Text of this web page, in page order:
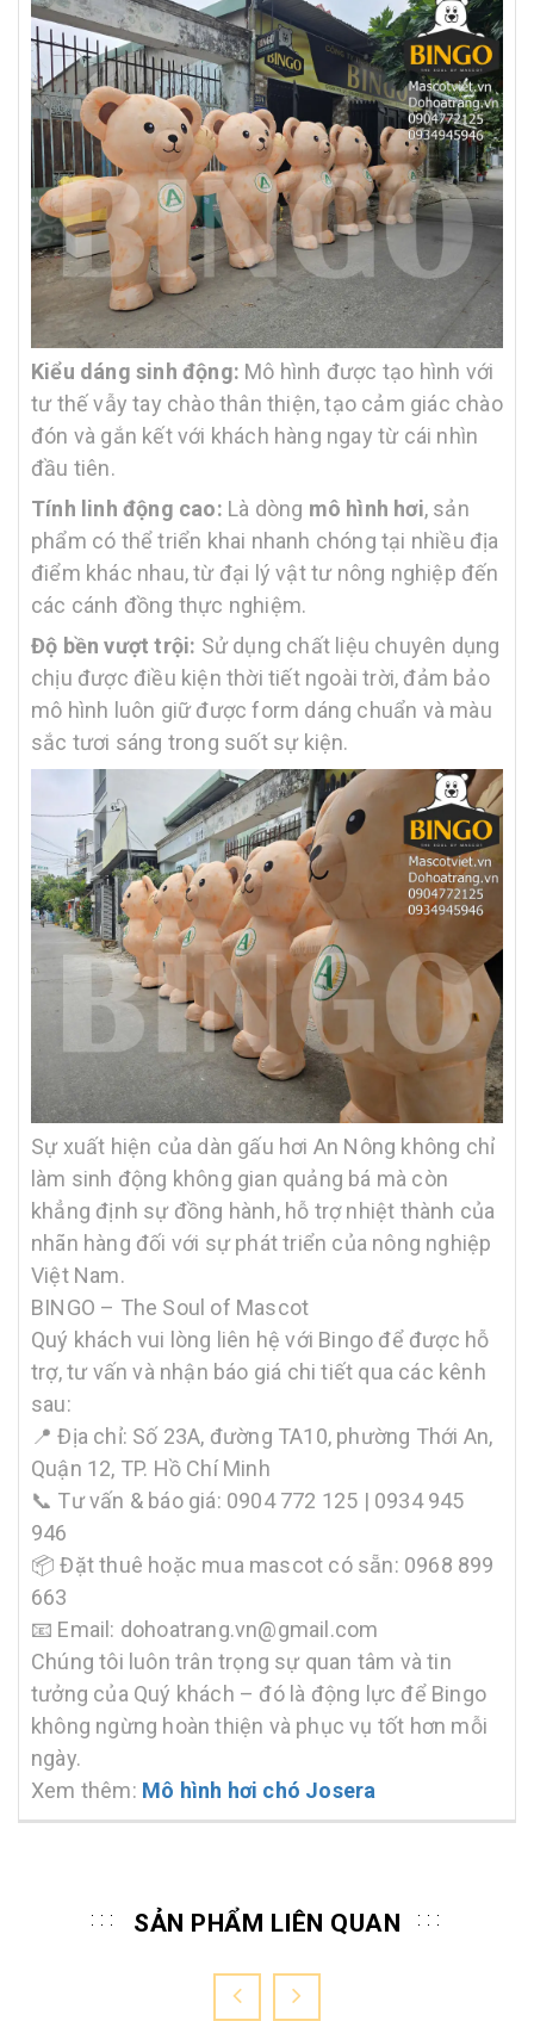
Kiểu dáng sinh động: Mô hình được tạo hình với
tư thế vẫy tay chào thân thiện, tạo cảm giác chào
đón và gắn kết với khách hàng ngay từ cái nhìn
đầu tiên.
Tính linh động cao: Là dòng mô hình hơi, sản
phẩm có thể triển khai nhanh chóng tại nhiều địa
điểm khác nhau, từ đại lý vật tư nông nghiệp đến
các cánh đồng thực nghiệm.
Độ bền vượt trội: Sử dụng chất liệu chuyên dụng
chịu được điều kiện thời tiết ngoài trời, đảm bảo
mô hình luôn giữ được form dáng chuẩn và màu
sắc tươi sáng trong suốt sự kiện.
Sự xuất hiện của dàn gấu hơi An Nông không chỉ
làm sinh động không gian quảng bá mà còn
khẳng định sự đồng hành, hỗ trợ nhiệt thành của
nhãn hàng đối với sự phát triển của nông nghiệp
Việt Nam.
BINGO – The Soul of Mascot
Quý khách vui lòng liên hệ với Bingo để được hỗ
trợ, tư vấn và nhận báo giá chi tiết qua các kênh
sau:
📍 Địa chỉ: Số 23A, đường TA10, phường Thới An,
Quận 12, TP. Hồ Chí Minh
📞 Tư vấn & báo giá: 0904 772 125 | 0934 945
946
📦 Đặt thuê hoặc mua mascot có sẵn: 0968 899
663
📧 Email: dohoatrang.vn@gmail.com
Chúng tôi luôn trân trọng sự quan tâm và tin
tưởng của Quý khách – đó là động lực để Bingo
không ngừng hoàn thiện và phục vụ tốt hơn mỗi
ngày.
Xem thêm: Mô hình hơi chó Josera
SẢN PHẨM LIÊN QUAN